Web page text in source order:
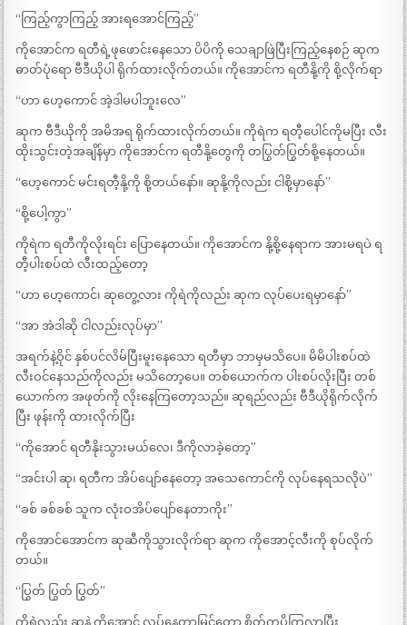
“ကြည့်ကွာကြည့် အားရအောင်ကြည့်”
ကိုအောင်က ရတီရဲ့ဖုဖောင်းနေသော ပိပိကို သေချာဖြဲပြီးကြည့်နေစဉ် ဆုက
ဓာတ်ပုံရော ဗီဒီယိုပါ ရိုက်ထားလိုက်တယ်။ ကိုအောင်က ရတီနို့ကို စို့လိုက်ရာ
“ဟာ ဟေ့ကောင် အဲ့ဒါမပါဘူးလေ”
ဆုက ဗီဒီယိုကို အမိအရ ရိုက်ထားလိုက်တယ်။ ကိုရဲက ရတီ့ပေါင်ကိုမပြီး လီး
ထိုးသွင်းတဲ့အချိန်မှာ ကိုအောင်က ရတီနို့တွေကို တပြွတ်ပြွတ်စို့နေတယ်။
“ဟေ့ကောင် မင်းရတီ့နို့ကို စို့တယ်နော်။ ဆုနို့ကိုလည်း ငါစို့မှာနော်”
“စို့ပေါ့ကွာ”
ကိုရဲက ရတီကိုလိုးရင်း ပြောနေတယ်။ ကိုအောင်က နို့စို့နေရာက အားမရပဲ ရ
တီ့ပါးစပ်ထဲ လီးထည့်တော့
“ဟာ ဟေ့ကောင်၊ ဆုတွေ့လား ကိုရဲကိုလည်း ဆုက လုပ်ပေးရမှာနော်”
“အာ အဲဒါဆို ငါလည်းလုပ်မှာ”
အရက်နဲ့ဝိုင် နှစ်ပင်လိမ်ပြီးမူးနေသော ရတီမှာ ဘာမှမသိပေ။ မိမိပါးစပ်ထဲ
လီးဝင်နေသည်ကိုလည်း မသိတော့ပေ။ တစ်ယောက်က ပါးစပ်လိုးပြီး တစ်
ယောက်က အဖုတ်ကို လိုးနေကြတော့သည်။ ဆုရည်လည်း ဗီဒီယိုရိုက်လိုက်
ပြီး ဖုန်းကို ထားလိုက်ပြီး
“ကိုအောင် ရတီနိုးသွားမယ်လေ၊ ဒီကိုလာခဲ့တော့”
“အင်းပါ ဆု၊ ရတီက အိပ်ပျော်နေတော့ အသေကောင်ကို လုပ်နေရသလိုပဲ”
“ခစ် ခစ်ခစ် သူက လုံးဝအိပ်ပျော်နေတာကိုး”
ကိုအောင်အောင်က ဆုဆီကိုသွားလိုက်ရာ ဆုက ကိုအောင့်လီးကို စုပ်လိုက်
တယ်။
“ပြွတ် ပြွတ် ပြွတ်”
ကိုရဲလည်း ဆုနဲ့ ကိုအောင် လုပ်နေတာမြင်တော့ စိတ်ကပိုကြွလာပြီး